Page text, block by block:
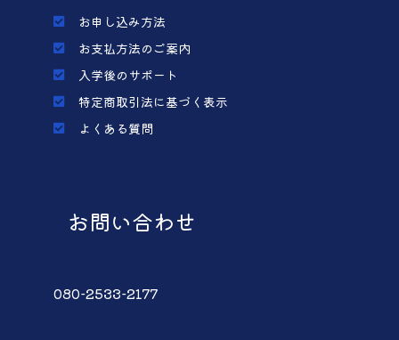
お申し込み方法
お支払方法のご案内
入学後のサポート
特定商取引法に基づく表示
よくある質問
お問い合わせ
080-2533-2177